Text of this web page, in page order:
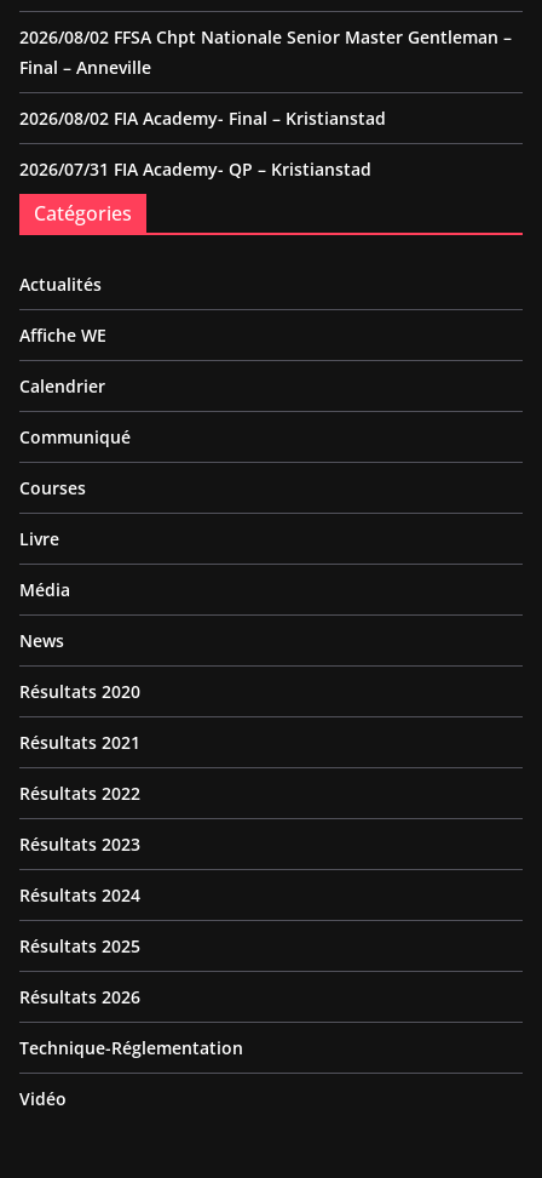
2026/08/02 FFSA Chpt Nationale Senior Master Gentleman –
Final – Anneville
2026/08/02 FIA Academy- Final – Kristianstad
2026/07/31 FIA Academy- QP – Kristianstad
Catégories
Actualités
Affiche WE
Calendrier
Communiqué
Courses
Livre
Média
News
Résultats 2020
Résultats 2021
Résultats 2022
Résultats 2023
Résultats 2024
Résultats 2025
Résultats 2026
Technique-Réglementation
Vidéo